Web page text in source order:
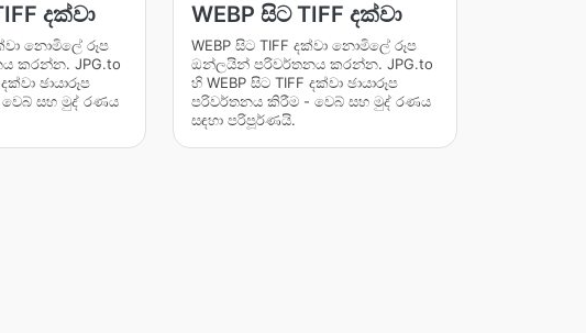
දක්වා
නොමිලේ රූප
කරන්න. JPG.to
ඡායාරූප
සහ මුද් රණය
WEBP සිට TIFF දක්වා
WEBP සිට TIFF දක්වා නොමිලේ රූප
ඔන්ලයින් පරිවර්තනය කරන්න. JPG.to
හි WEBP සිට TIFF දක්වා ඡායාරූප
පරිවර්තනය කිරීම - වෙබ් සහ මුද් රණය
සඳහා පරිපූර්ණයි.